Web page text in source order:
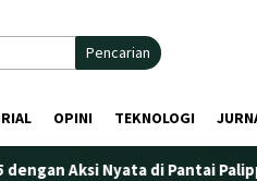
Pencarian
OPINI TEKNOLOGI
di Pantai Palippis: Lingkungan